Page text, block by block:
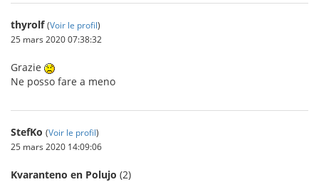
thyrolf (Voir le profil)
25 mars 2020 07:38:32
Grazie
Ne posso fare a meno
StefKo (Voir le profil)
25 mars 2020 14:09:06
Kvaranteno en Polujo (2)